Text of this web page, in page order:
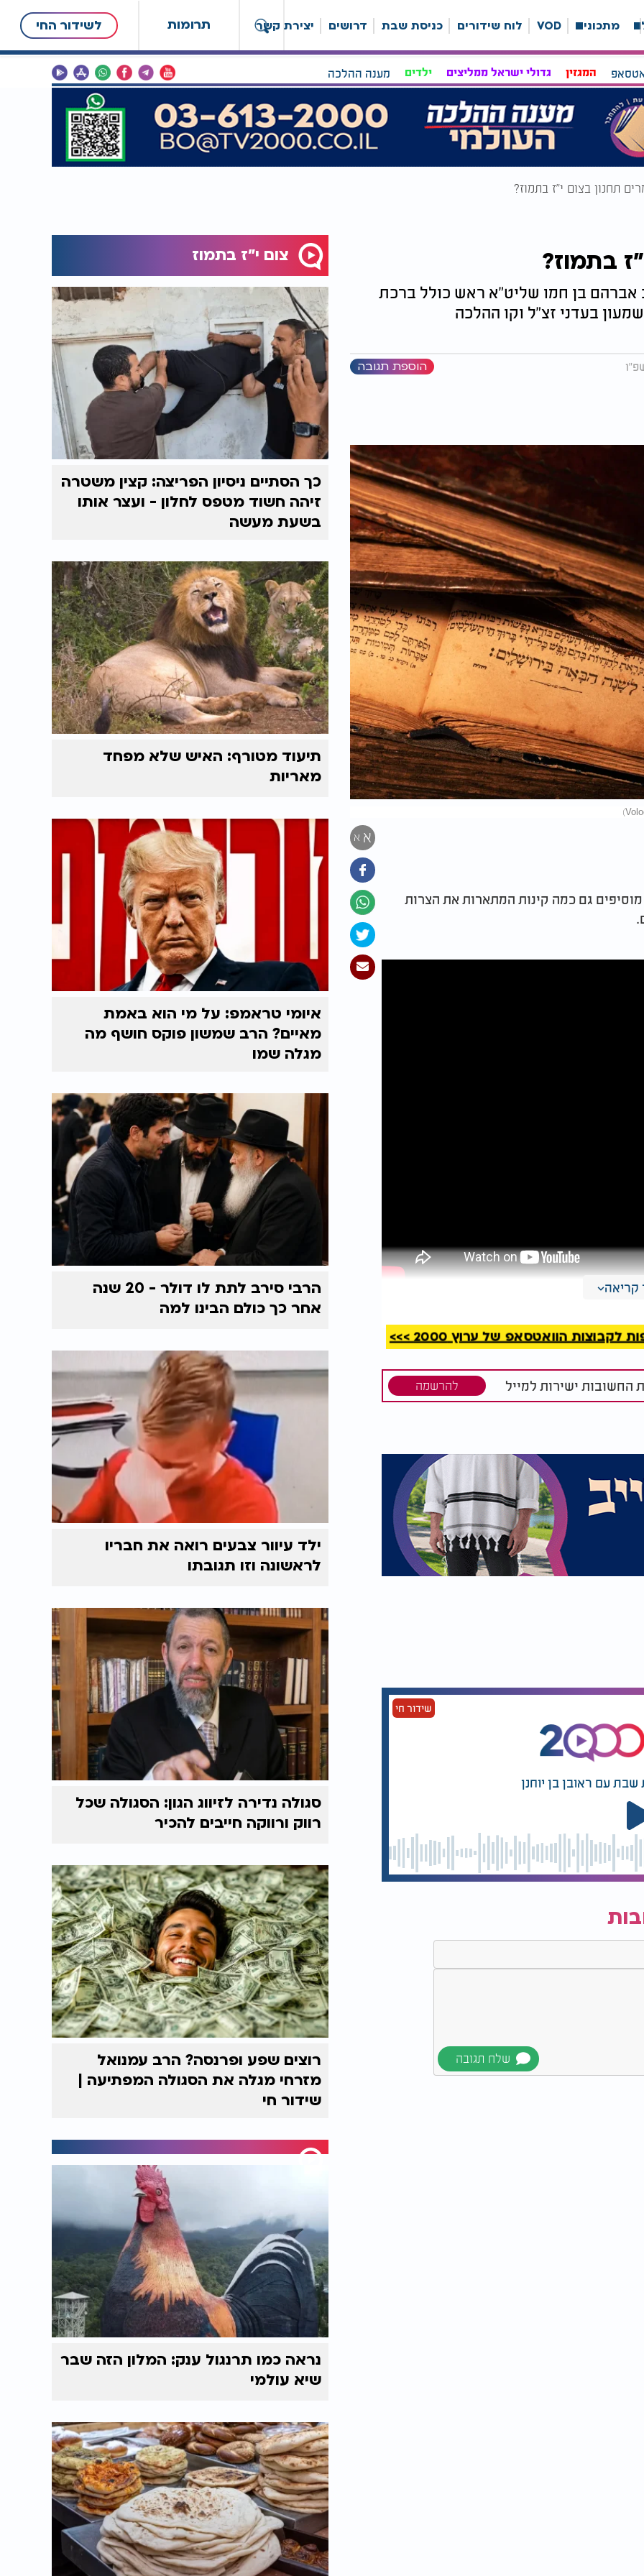
תרומות לשידור החי מתכונים VOD לוח שידורים כניסת שבת דרושים יצירת קשר
המגזין גדולי ישראל ממליצים ילדים מענה ההלכה
תחנון בצום י"ז בתמוז?
בתמוז?
אברהם בן חמו שליט"א ראש כולל ברכת
בעדני זצ"ל וקו ההלכה
הוספת תגובה
א א
גם כמה קינות המתארות את הצרות
הוואטסאפ של ערוץ 2000 >>>
החשובות ישירות למייל להרשמה
שידור חי
עם ראובן בן יוחנן
צום י"ז בתמוז
כך הסתיים ניסיון הפריצה: קצין משטרה
זיהה חשוד מטפס לחלון - ועצר אותו
בשעת מעשה
תיעוד מטורף: האיש שלא מפחד
מאריות
איומי טראמפ: על מי הוא באמת
מאיים? הרב שמשון פוקס חושף מה
מגלה שמו
הרבי סירב לתת לו דולר - 20 שנה
אחר כך כולם הבינו למה
ילד עיוור צבעים רואה את חבריו
לראשונה וזו תגובתו
סגולה נדירה לזיווג הגון: הסגולה שכל
רווק ורווקה חייבים להכיר
רוצים שפע ופרנסה? הרב עמנואל
מזרחי מגלה את הסגולה המפתיעה |
שידור חי
נראה כמו תרנגול ענק: המלון הזה שבר
שיא עולמי